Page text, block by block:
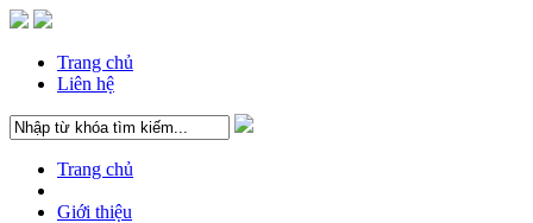
Trang chủ
Liên hệ
Trang chủ
Giới thiệu